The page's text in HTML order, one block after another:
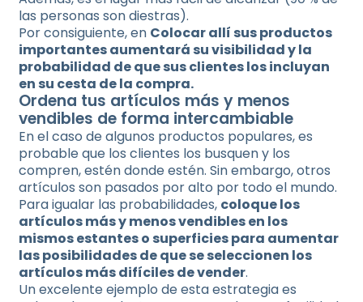
las personas son diestras).
Por consiguiente, en Colocar allí sus productos
importantes aumentará su visibilidad y la
probabilidad de que sus clientes los incluyan
en su cesta de la compra.
Ordena tus artículos más y menos
vendibles de forma intercambiable
En el caso de algunos productos populares, es
probable que los clientes los busquen y los
compren, estén donde estén. Sin embargo, otros
artículos son pasados por alto por todo el mundo.
Para igualar las probabilidades, coloque los
artículos más y menos vendibles en los
mismos estantes o superficies para aumentar
las posibilidades de que se seleccionen los
artículos más difíciles de vender.
Un excelente ejemplo de esta estrategia es